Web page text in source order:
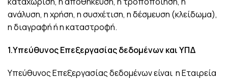
ανάλυση, η χρήση, η συσχέτιση, η δέσμευση (κλείδωμα),
η διαγραφή ή η καταστροφή.
1.Υπεύθυνος Επεξεργασίας δεδομένων και ΥΠΔ
Υπεύθυνος Επεξεργασίας δεδομένων είναι η Εταιρεία